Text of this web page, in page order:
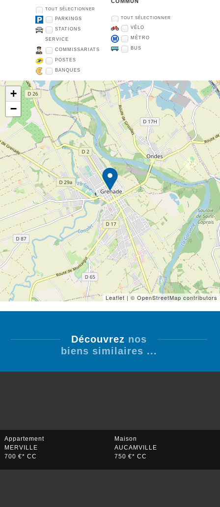
TOUT SÉLECTIONNER
PARKINGS
STATIONS
SERVICE
COMMISSARIATS
POSTES
BANQUES
TOUT SÉLECTIONNER
VÉLO
MÉTRO
BUS
+
−
Leaflet | © OpenStreetMap contributors
Découvrez nos
biens similaires ...
Appartement
MERVILLE
700 €* CC
Maison
AUCAMVILLE
750 €* CC